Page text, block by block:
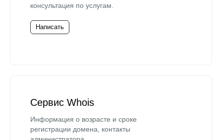
консультация по услугам.
Написать
Сервис Whois
Информация о возрасте и сроке
регистрации домена, контакты